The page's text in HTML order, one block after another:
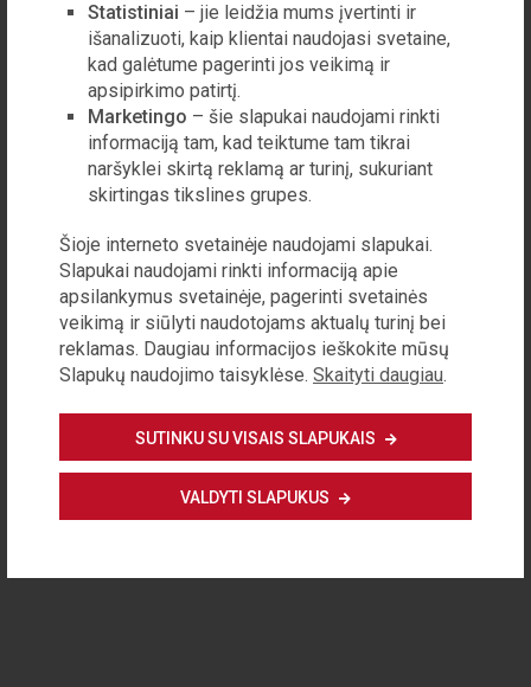
Prisijungti prie paskyros
Pamiršote slaptažodį?
Privatumo politika
Reklamos galimybės
Kontaktinė informacija
Visos teisės saugomos © 2020 VšĮ Demokratijos plėtros fondas
ISSN 1822-6574
Statistiniai – jie leidžia mums įvertinti ir
išanalizuoti, kaip klientai naudojasi svetaine,
kad galėtume pagerinti jos veikimą ir
apsipirkimo patirtį.
Marketingo – šie slapukai naudojami rinkti
informaciją tam, kad teiktume tam tikrai
naršyklei skirtą reklamą ar turinį, sukuriant
skirtingas tikslines grupes.
Šioje interneto svetainėje naudojami slapukai.
Slapukai naudojami rinkti informaciją apie
apsilankymus svetainėje, pagerinti svetainės
veikimą ir siūlyti naudotojams aktualų turinį bei
reklamas. Daugiau informacijos ieškokite mūsų
Slapukų naudojimo taisyklėse. Skaityti daugiau.
SUTINKU SU VISAIS SLAPUKAIS
VALDYTI SLAPUKUS